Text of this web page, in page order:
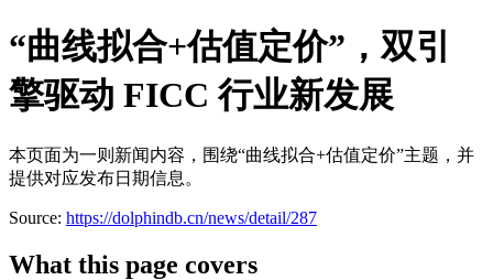
“曲线拟合+估值定价”，双引
擎驱动 FICC 行业新发展
本页面为一则新闻内容，围绕“曲线拟合+估值定价”主题，并
提供对应发布日期信息。
Source: https://dolphindb.cn/news/detail/287
What this page covers